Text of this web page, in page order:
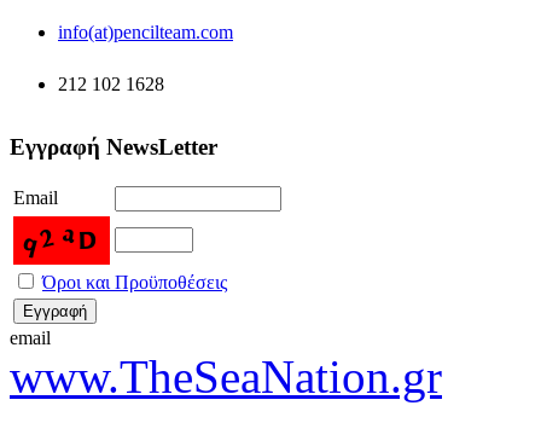
info(at)pencilteam.com
212 102 1628
Εγγραφή NewsLetter
Email
Όροι και Προϋποθέσεις
email
www.TheSeaNation.gr